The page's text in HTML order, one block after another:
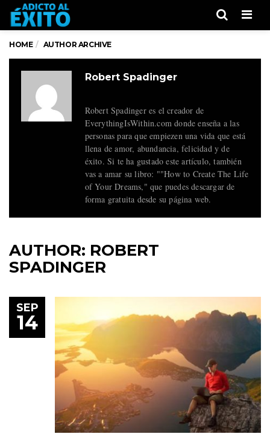
HOME AUTHOR ARCHIVE
Robert Spadinger
Robert Spadinger es el creador de
EverythingIsWithin.com donde enseña a las
personas para que empiezen una vida que está
llena de amor, abundancia, felicidad y de
éxito. Si te ha gustado este artículo, también
vas a amar su libro: ""How to Create The Life
of Your Dreams," que puedes descargar de
forma gratuita desde su página web.
AUTHOR: ROBERT
SPADINGER
SEP
14